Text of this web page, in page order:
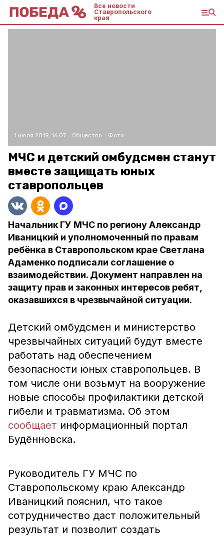
Все новости
Ставропольского
края
1 июля 2019, 16:07 Общество Фото:
МЧС и детский омбудсмен станут
вместе защищать юных
ставропольцев
Начальник ГУ МЧС по региону Александр
Иваницкий и уполномоченный по правам
ребёнка в Ставропольском крае Светлана
Адаменко подписали соглашение о
взаимодействии. Документ направлен на
защиту прав и законных интересов ребят,
оказавшихся в чрезвычайной ситуации.
Детский омбудсмен и министерство
чрезвычайных ситуаций будут вместе
работать над обеспечением
безопасности юных ставропольцев. В
том числе они возьмут на вооружение
новые способы профилактики детской
гибели и травматизма. Об этом
сообщает информационный портал
Будённовска.
Руководитель ГУ МЧС по
Ставропольскому краю Александр
Иваницкий пояснил, что такое
сотрудничество даст положительный
результат и позволит создать